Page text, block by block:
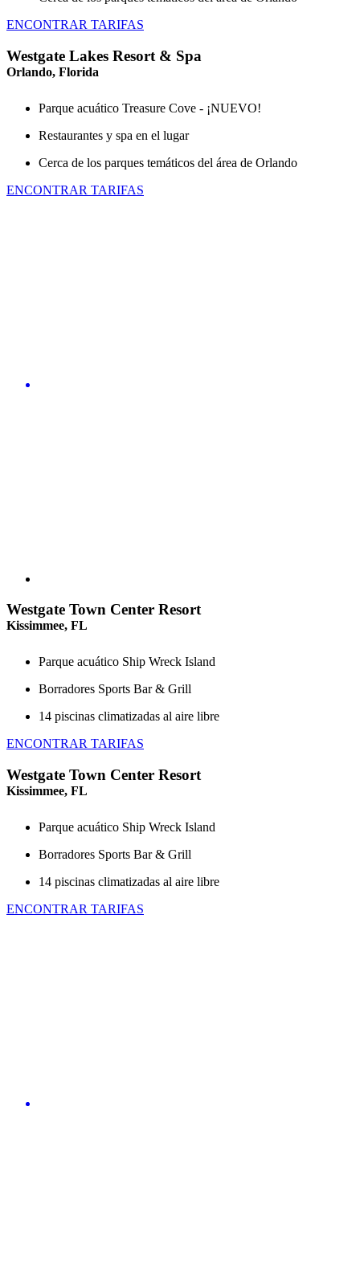
ENCONTRAR TARIFAS
Westgate Lakes Resort & Spa
Orlando, Florida
Parque acuático Treasure Cove - ¡NUEVO!
Restaurantes y spa en el lugar
Cerca de los parques temáticos del área de Orlando
ENCONTRAR TARIFAS
Westgate Town Center Resort
Kissimmee, FL
Parque acuático Ship Wreck Island
Borradores Sports Bar & Grill
14 piscinas climatizadas al aire libre
ENCONTRAR TARIFAS
Westgate Town Center Resort
Kissimmee, FL
Parque acuático Ship Wreck Island
Borradores Sports Bar & Grill
14 piscinas climatizadas al aire libre
ENCONTRAR TARIFAS